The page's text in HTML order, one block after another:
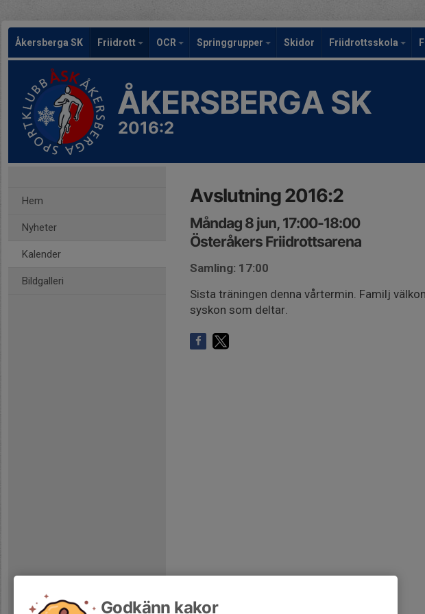
Åkersberga SK Friidrott OCR Springgrupper Skidor Friidrottsskola
ÅKERSBERGA SK
2016:2
Hem
Nyheter
Kalender
Bildgalleri
Avslutning 2016:2
Måndag 8 jun, 17:00-18:00
Österåkers Friidrottsarena
Samling: 17:00
Sista träningen denna vårtermin. Familj
syskon som deltar.
Godkänn kakor